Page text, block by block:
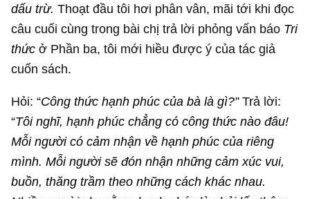
dấu trừ. Thoạt đầu tôi hơi phân vân, mãi tới khi đọc
câu cuối cùng trong bài chị trả lời phỏng vấn báo Tri
thứcở Phần ba, tôi mới hiều được ý của tác giả
cuốn sách.
Hỏi: “Công thức hạnh phúc của bà là gì?”Trả lời:
“Tôi nghĩ, hạnh phúc chẳng có công thức nào đâu!
Mỗi người có cảm nhận về hạnh phúc của riêng
mình. Mỗi người sẽ đón nhận những cảm xúc vui,
buồn, thăng trầm theo những cách khác nhau.